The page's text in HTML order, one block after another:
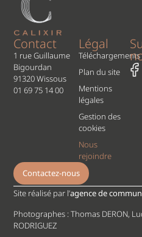
Contact
1 rue Guillaume
Bigourdan
91320 Wissous
01 69 75 14 00
Légal
Téléchargements
Plan du site
Mentions
légales
Gestion des
cookies
Nous
rejoindre
Contactez-nous
Site réalisé par l’agence de
Photographes : Thomas DERON,
RODRIGUEZ